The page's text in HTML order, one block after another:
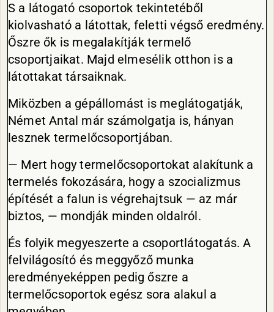
S a látogató csoportok tekintetéből
kiolvasható a látottak, feletti végső eredmény.
Őszre ők is megalakítják termelő
csoportjaikat. Majd elmesélik otthon is a
látottakat társaiknak.
Miközben a gépállomást is meglátogatják,
Német Antal már számolgatja is, hányan
lesznek termelőcsoportjában.
— Mert hogy termelőcsoportokat alakítunk a
termelés fokozására, hogy a szocializmus
építését a falun is végrehajtsuk — az már
biztos, — mondják minden oldalról.
És folyik megyeszerte a csoportlátogatás. A
felvilágosító és meggyőző munka
eredményeképpen pedig őszre a
termelőcsoportok egész sora alakul a